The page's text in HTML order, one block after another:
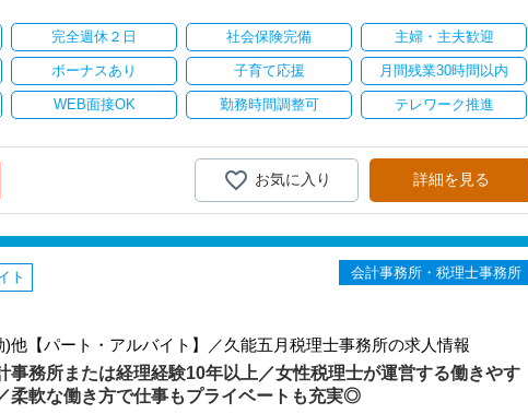
が豊富
環境
まで対応
も対応
完全週休２日 社会保険完備 主婦・主夫歓迎
ボーナスあり 子育て応援 月間残業30時間以内
WEB面接OK 勤務時間調整可 テレワーク推進
詳細を見る
お気に入り
ト 会計事務所・税理士事務所
他【パート・アルバイト】／久能五月税理士事務所の求人情報
務所または経理経験10年以上／女性税理士が運営する働きやす
柔軟な働き方で仕事もプライベートも充実◎